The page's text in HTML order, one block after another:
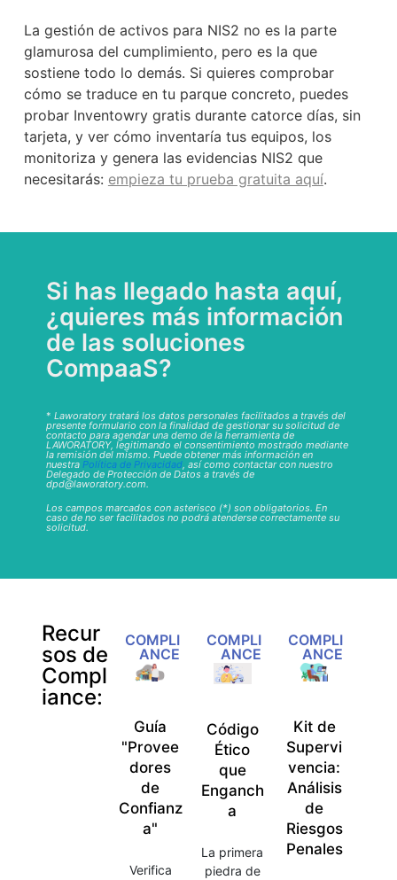
La gestión de activos para NIS2 no es la parte
glamurosa del cumplimiento, pero es la que
sostiene todo lo demás. Si quieres comprobar
cómo se traduce en tu parque concreto, puedes
probar Inventowry gratis durante catorce días, sin
tarjeta, y ver cómo inventaría tus equipos, los
monitoriza y genera las evidencias NIS2 que
necesitarás: empieza tu prueba gratuita aquí.
Si has llegado hasta aquí,
¿quieres más información
de las soluciones
CompaaS?
* Laworatory tratará los datos personales facilitados a través del
presente formulario con la finalidad de gestionar su solicitud de
contacto para agendar una demo de la herramienta de
LAWORATORY, legitimando el consentimiento mostrado mediante
la remisión del mismo. Puede obtener más información en
nuestra Política de Privacidad, así como contactar con nuestro
Delegado de Protección de Datos a través de
dpd@laworatory.com.
Los campos marcados con asterisco (*) son obligatorios. En
caso de no ser facilitados no podrá atenderse correctamente su
solicitud.
Recur
sos de
Compl
iance:
COMPLI
ANCE
Guía
"Provee
dores
de
Confianz
a"
Verifica
COMPLI
ANCE
Código
Ético
que
Enganch
a
La primera
piedra de
COMPLI
ANCE
Kit de
Supervi
vencia:
Análisis
de
Riesgos
Penales